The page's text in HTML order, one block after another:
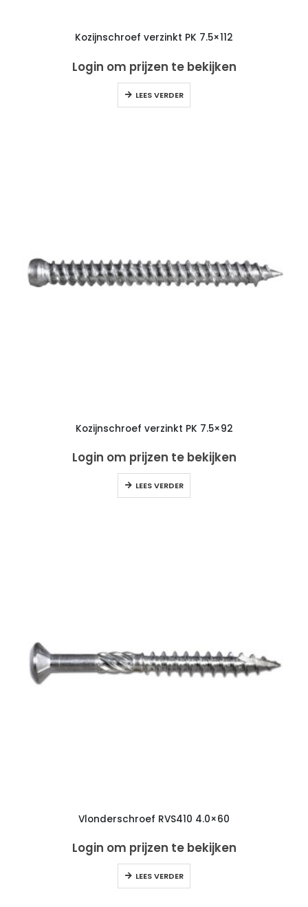
Kozijnschroef verzinkt PK 7.5×112
Login om prijzen te bekijken
LEES VERDER
Kozijnschroef verzinkt PK 7.5×92
Login om prijzen te bekijken
LEES VERDER
Vlonderschroef RVS410 4.0×60
Login om prijzen te bekijken
LEES VERDER